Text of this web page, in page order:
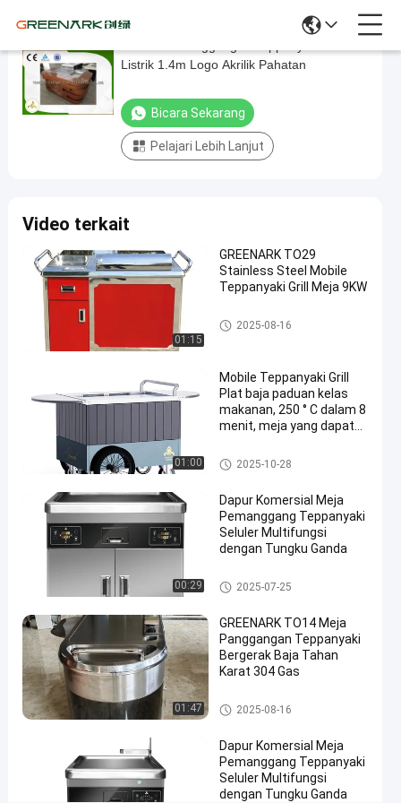
Peralatan
Panggangan
Teppanyaki
Akrilik
Pahatan
Panggangan
Teppanyaki
Seluler
2024-
04-11
228
bicara
Hibachi
#
Panggangan
Portabel
#
Peralatan
e
r
l
a
t
Listrik 1.4m Logo Akrilik Pahatan
Bicara Sekarang
Pelajari Lebih Lanjut
Video terkait
01:15
GREENARK TO29
Stainless Steel Mobile
Teppanyaki Grill Meja 9KW
Panggangan Teppanyaki Selul
er
2025-08-16
01:00
Mobile Teppanyaki Grill
Plat baja paduan kelas
makanan, 250 ° C dalam 8
menit, meja yang dapat
'direktif pabrik
Panggangan Teppanyaki Selul
er
2025-10-28
00:29
Dapur Komersial Meja
Pemanggang Teppanyaki
Seluler Multifungsi
dengan Tungku Ganda
Panggangan Teppanyaki Selul
er
2025-07-25
01:47
GREENARK TO14 Meja
Panggangan Teppanyaki
Bergerak Baja Tahan
Karat 304 Gas
Panggangan Teppanyaki Selul
er
2025-08-16
Dapur Komersial Meja
Pemanggang Teppanyaki
Seluler Multifungsi
dengan Tungku Ganda